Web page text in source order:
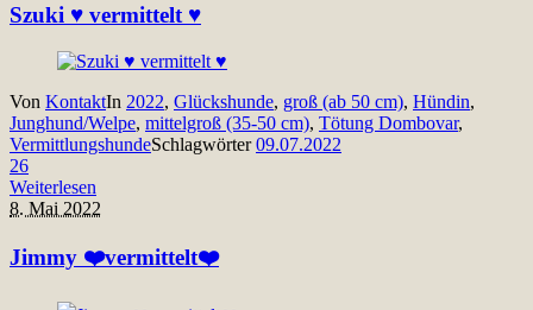
Szuki ♥ vermittelt ♥
Von KontaktIn 2022, Glückshunde, groß (ab 50 cm), Hündin,
Junghund/Welpe, mittelgroß (35-50 cm), Tötung Dombovar,
VermittlungshundeSchlagwörter09.07.2022
26
Weiterlesen
8. Mai 2022
Jimmy ❤️vermittelt❤️